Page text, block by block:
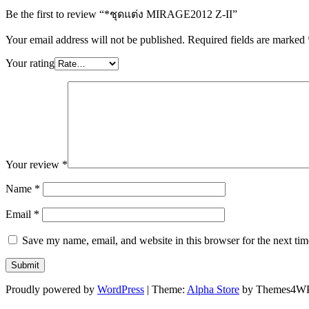
Be the first to review “*ชุดแต่ง MIRAGE2012 Z-II”
Your email address will not be published. Required fields are marked
Your rating
Your review *
Name *
Email *
Save my name, email, and website in this browser for the next
Proudly powered by WordPress | Theme: Alpha Store by